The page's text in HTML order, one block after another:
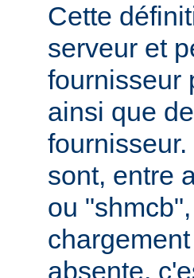
Cette
serveur et
fournisseur
ainsi que
sont, entre
ou
absente,